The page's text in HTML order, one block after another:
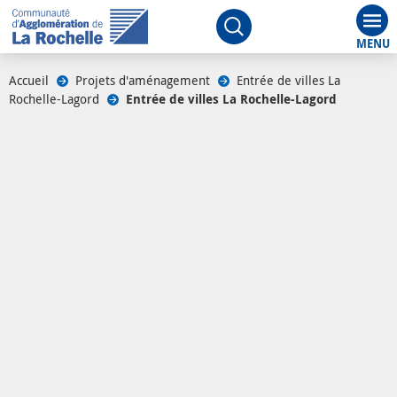
Ouvrir le moteur de
Accueil Projets d'aménagement
Entrée de villes La
Rochelle-Lagord
Entrée de villes La Rochelle-Lagord